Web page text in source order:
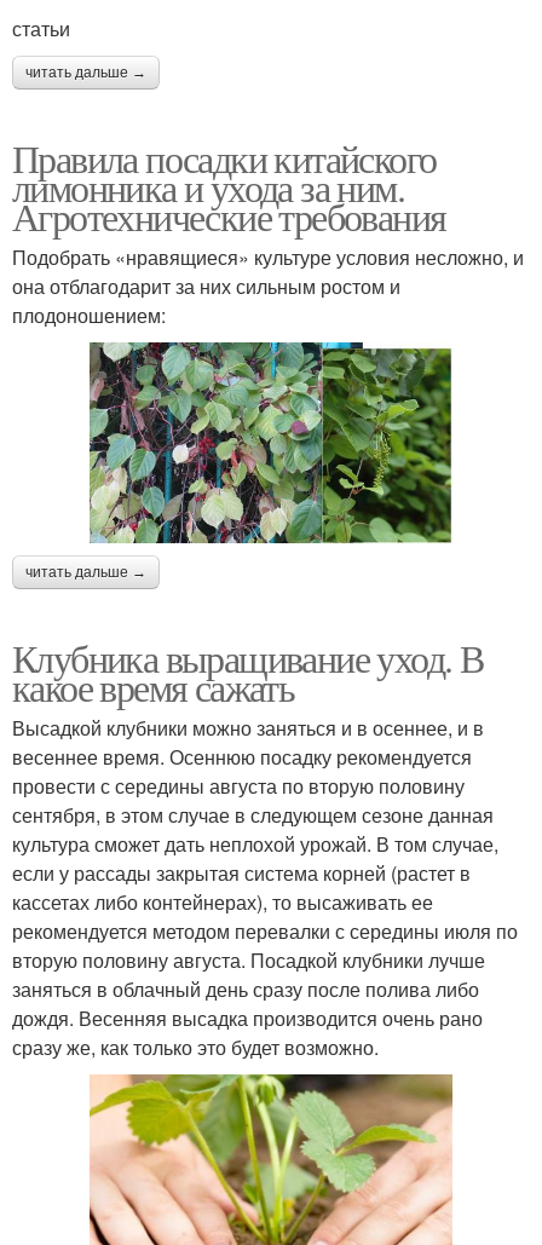
статьи
читать дальше →
Правила посадки китайского
лимонника и ухода за ним.
Агротехнические требования
Подобрать «нравящиеся» культуре условия несложно, и
она отблагодарит за них сильным ростом и
плодоношением:
читать дальше →
Клубника выращивание уход. В
какое время сажать
Высадкой клубники можно заняться и в осеннее, и в
весеннее время. Осеннюю посадку рекомендуется
провести с середины августа по вторую половину
сентября, в этом случае в следующем сезоне данная
культура сможет дать неплохой урожай. В том случае,
если у рассады закрытая система корней (растет в
кассетах либо контейнерах), то высаживать ее
рекомендуется методом перевалки с середины июля по
вторую половину августа. Посадкой клубники лучше
заняться в облачный день сразу после полива либо
дождя. Весенняя высадка производится очень рано
сразу же, как только это будет возможно.